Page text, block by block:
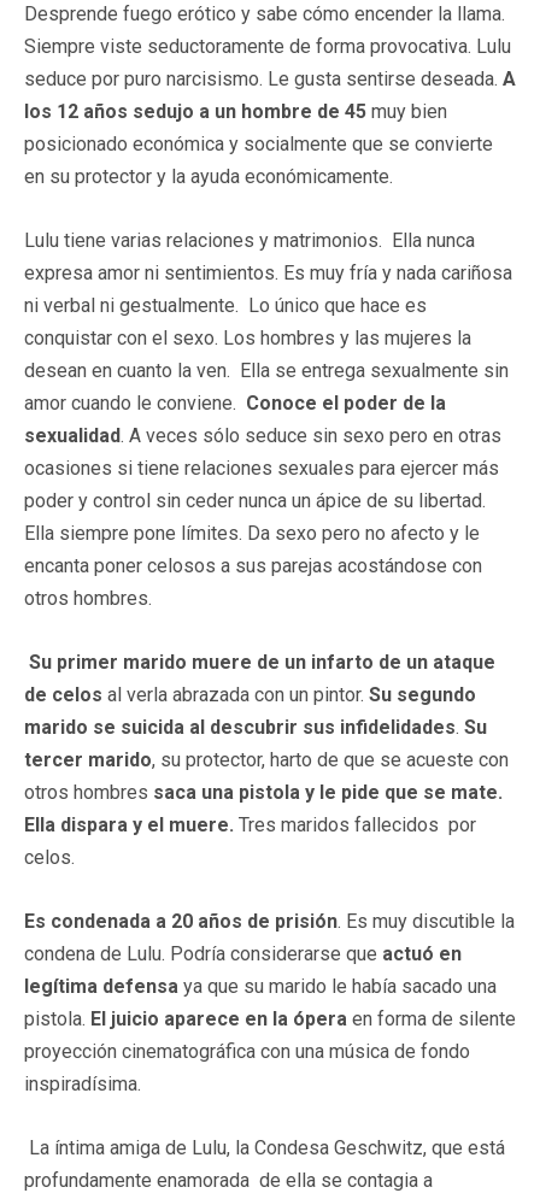
Desprende fuego erótico y sabe cómo encender la llama.
Siempre viste seductoramente de forma provocativa. Lulu
seduce por puro narcisismo. Le gusta sentirse deseada. A
los 12 años sedujo a un hombre de 45 muy bien
posicionado económica y socialmente que se convierte
en su protector y la ayuda económicamente.
Lulu tiene varias relaciones y matrimonios. Ella nunca
expresa amor ni sentimientos. Es muy fría y nada cariñosa
ni verbal ni gestualmente. Lo único que hace es
conquistar con el sexo. Los hombres y las mujeres la
desean en cuanto la ven. Ella se entrega sexualmente sin
amor cuando le conviene. Conoce el poder de la
sexualidad. A veces sólo seduce sin sexo pero en otras
ocasiones si tiene relaciones sexuales para ejercer más
poder y control sin ceder nunca un ápice de su libertad.
Ella siempre pone límites. Da sexo pero no afecto y le
encanta poner celosos a sus parejas acostándose con
otros hombres.
Su primer marido muere de un infarto de un ataque
de celos al verla abrazada con un pintor. Su segundo
marido se suicida al descubrir sus infidelidades. Su
tercer marido, su protector, harto de que se acueste con
otros hombres saca una pistola y le pide que se mate.
Ella dispara y el muere. Tres maridos fallecidos por
celos.
Es condenada a 20 años de prisión. Es muy discutible la
condena de Lulu. Podría considerarse que actuó en
legítima defensa ya que su marido le había sacado una
pistola. El juicio aparece en la ópera en forma de silente
proyección cinematográfica con una música de fondo
inspiradísima.
La íntima amiga de Lulu, la Condesa Geschwitz, que está
profundamente enamorada de ella se contagia a